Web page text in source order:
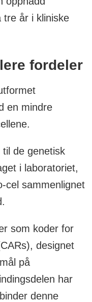
tre år i kliniske
fordeler
en mindre
de genetisk
i laboratoriet,
cel sammenlignet
som koder for
designet
på
har
denne